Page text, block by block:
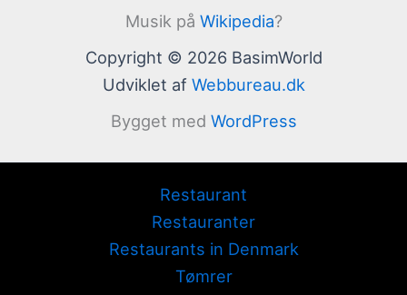
Musik på Wikipedia?
Copyright © 2026 BasimWorld
Udviklet af Webbureau.dk
Bygget med WordPress
Restaurant
Restauranter
Restaurants in Denmark
Tømrer